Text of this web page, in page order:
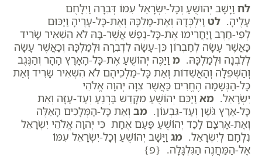
לח וַיָּשָׁב יְהוֹשֻׁעַ וְכָל-יִשְׂרָאֵל עִמּוֹ דְּבִרָה וַיִּלָּחֶם
עָלֶיהָ. לט וַיִּלְכְּדָהּ וְאֶת-מַלְכָּהּ וְאֶת-כָּל-עָרֶיהָ וַיַּכּוּם
לְפִי-חֶרֶב וַיַּחֲרִימוּ אֶת-כָּל-נֶפֶשׁ אֲשֶׁר-בָּהּ לֹא הִשְׁאִיר שָׂרִיד
כַּאֲשֶׁר עָשָׂה לְחֶבְרוֹן כֵּן-עָשָׂה לִדְבִרָה וּלְמַלְכָּהּ וְכַאֲשֶׁר עָשָׂה
לְלִבְנָה וּלְמַלְכָּהּ. מ וַיַּכֶּה יְהוֹשֻׁעַ אֶת-כָּל-הָאָרֶץ הָהָר וְהַנֶּגֶב
וְהַשְּׁפֵלָה וְהָאֲשֵׁדוֹת וְאֵת כָּל-מַלְכֵיהֶם לֹא הִשְׁאִיר שָׂרִיד וְאֵת
כָּל-הַנְּשָׁמָה הֶחֱרִים כַּאֲשֶׁר צִוָּה יְהוָה אֱלֹהֵי
יִשְׂרָאֵל. מא וַיַּכֵּם יְהוֹשֻׁעַ מִקָּדֵשׁ בַּרְנֵעַ וְעַד-עַזָּה וְאֵת
כָּל-אֶרֶץ גֹּשֶׁן וְעַד-גִּבְעוֹן. מב וְאֵת כָּל-הַמְּלָכִים הָאֵלֶּה
וְאֶת-אַרְצָם לָכַד יְהוֹשֻׁעַ פַּעַם אֶחָת כִּי יְהוָה אֱלֹהֵי יִשְׂרָאֵל
נִלְחָם לְיִשְׂרָאֵל. מג וַיָּשָׁב יְהוֹשֻׁעַ וְכָל-יִשְׂרָאֵל עִמּוֹ
אֶל-הַמַּחֲנֶה הַגִּלְגָּלָה. {פ}